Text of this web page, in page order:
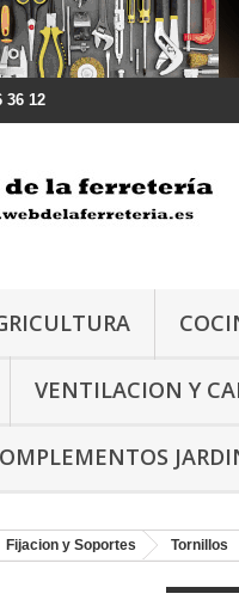
36 12
VENTILACION Y
Fijacion y Soportes Tornillos